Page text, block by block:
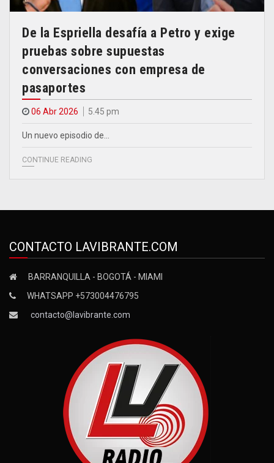
De la Espriella desafía a Petro y exige
pruebas sobre supuestas
conversaciones con empresa de
pasaportes
06 Abr 2026 5.45 pm
Un nuevo episodio de…
CONTINUE READING
CONTACTO LAVIBRANTE.COM
BARRANQUILLA - BOGOTÁ - MIAMI
WHATSAPP +573004476795
contacto@lavibrante.com